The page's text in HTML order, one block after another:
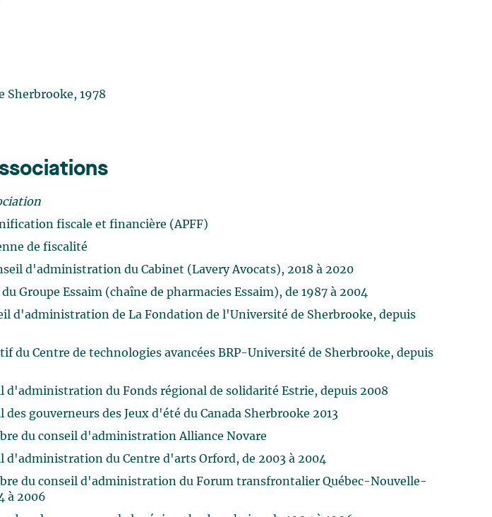
Sherbrooke, 1978
fiscale et financière (APFF)
de fiscalité
d'administration du Cabinet (Lavery Avocats), 2018 à 2020
Groupe Essaim (chaîne de pharmacies Essaim), de 1987 à 2004
d'administration de La Fondation de l'Université de Sherbrooke, depuis
du Centre de technologies avancées BRP-Université de Sherbrooke, depuis
d'administration du Fonds régional de solidarité Estrie, depuis 2008
des gouverneurs des Jeux d'été du Canada Sherbrooke 2013
du conseil d'administration Alliance Novare
d'administration du Centre d'arts Orford, de 2003 à 2004
du conseil d'administration du Forum transfrontalier Québec-Nouvelle-
à 2006